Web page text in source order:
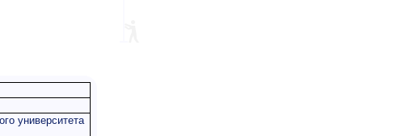
университета